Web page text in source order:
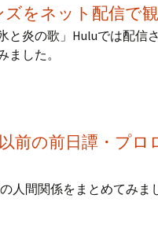
をネット配信で
と炎の歌」Huluでは配信
した。
前の前日譚・プロ
人間関係をまとめてみま